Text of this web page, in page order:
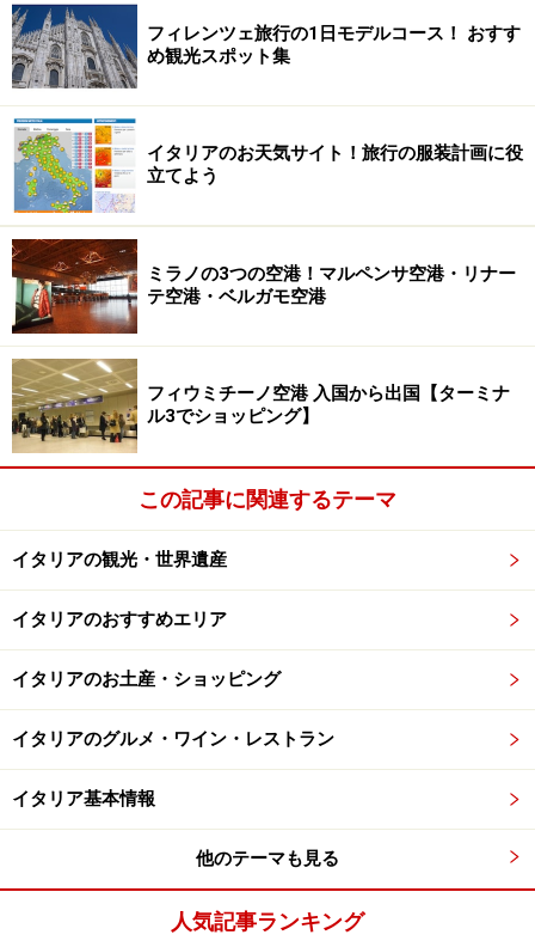
代、納める税金を節約するために、家屋がすぐ取り壊し
ができるようにと、工夫が生んだ造形でした。ドーム状
になった屋根には、なにやら謎めいた記号が描かれてい
ますが、それぞれに意味が込められています。例えばハ
ート模様は聖母マリア、燭台を描いたのはユダヤなどと
いった具合で、所有者の目印や魔除けにしました。
名前もそのものズバリな、モンティ地区にあるホテル
「Hotel dei Trulli」 (c)Ewa Kawamura
トゥルッロは、アルベロベッロ市内だけでなくプーリア
州の各地に点在していて、近年では廃屋となったトゥル
ッロを購入し、リニューアルして別荘にするのがブーム
になっています。アルベロベッロでトゥルッロが集中し
Piccola）とモンティ地区（Rione Monti）。アイア・ピ
ッコラ地区は高台の住宅街で、モンティ地区のトゥルッ
リの密集する景色が望めます。もちろん市内にはトゥル
ッロをホテルやB&B（朝食付きの小規模な宿）に転用し
た宿泊施設がいくつもあるので、そんなところで一泊す
トゥルッリをモチーフにしたお土産もカワ
フィレンツェ旅行の1日モデルコース！ おすす
め観光スポット集
イタリアのお天気サイト！旅行の服装計画に役
立てよう
ミラノの3つの空港！マルペンサ空港・リナー
テ空港・ベルガモ空港
フィウミチーノ空港 入国から出国【ターミナ
ル3でショッピング】
この記事に関連するテーマ
イタリアの観光・世界遺産
イタリアのおすすめエリア
イタリアのお土産・ショッピング
イタリアのグルメ・ワイン・レストラン
イタリア基本情報
他のテーマも見る
人気記事ランキング